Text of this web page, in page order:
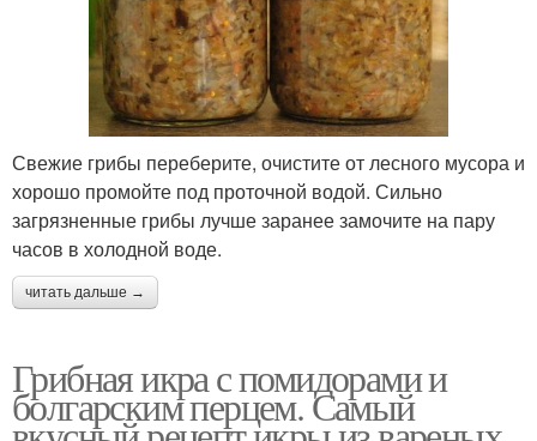
Свежие грибы переберите, очистите от лесного мусора и
хорошо промойте под проточной водой. Сильно
загрязненные грибы лучше заранее замочите на пару
часов в холодной воде.
читать дальше →
Грибная икра с помидорами и
болгарским перцем. Самый